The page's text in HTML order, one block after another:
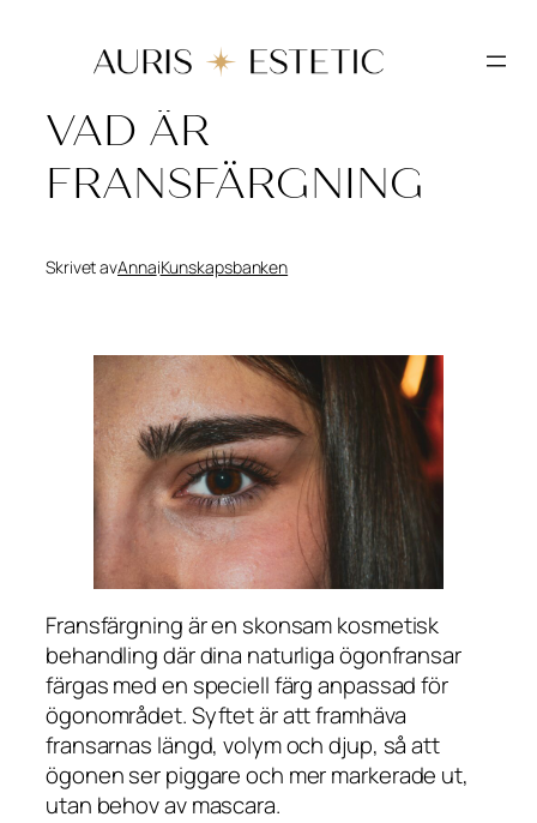
innehåll
VAD ÄR
FRANSFÄRGNING
Skrivet avAnnaiKunskapsbanken
Fransfärgning är en skonsam kosmetisk
behandling där dina naturliga ögonfransar
färgas med en speciell färg anpassad för
ögonområdet. Syftet är att framhäva
fransarnas längd, volym och djup, så att
ögonen ser piggare och mer markerade ut,
utan behov av mascara.